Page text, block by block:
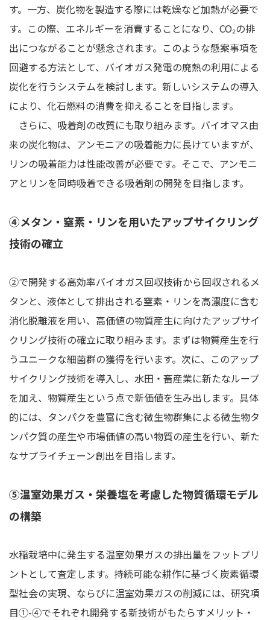
す。一方、炭化物を製造する際には乾燥など加熱が必要で
す。この際、エネルギーを消費することになり、CO₂の排
出につながることが懸念されます。このような懸案事項を
回避する方法として、バイオガス発電の廃熱の利用による
炭化を行うシステムを検討します。新しいシステムの導入
により、化石燃料の消費を抑えることを目指します。
さらに、吸着剤の改質にも取り組みます。バイオマス由
来の炭化物は、アンモニアの吸着能力に長けていますが、
リンの吸着能力は性能改善が必要です。そこで、アンモニ
アとリンを同時吸着できる吸着剤の開発を目指します。
④メタン・窒素・リンを用いたアップサイクリング
技術の確立
②で開発する高効率バイオガス回収技術から回収されるメ
タンと、液体として排出される窒素・リンを高濃度に含む
消化脱離液を用い、高価値の物質産生に向けたアップサイ
クリング技術の確立に取り組みます。まずは物質産生を行
うユニークな細菌群の獲得を行います。次に、このアップ
サイクリング技術を導入し、水田・畜産業に新たなループ
を加え、物質産生という点で新価値を生み出します。具体
的には、タンパクを豊富に含む微生物群集による微生物タ
ンパク質の産生や市場価値の高い物質の産生を行い、新た
なサプライチェーン創出を目指します。
⑤温室効果ガス・栄養塩を考慮した物質循環モデル
の構築
水稲栽培中に発生する温室効果ガスの排出量をフットプリ
ントとして査定します。持続可能な耕作に基づく炭素循環
型社会の実現、ならびに温室効果ガスの削減には、研究項
目①-④でそれぞれ開発する新技術がもたらすメリット・